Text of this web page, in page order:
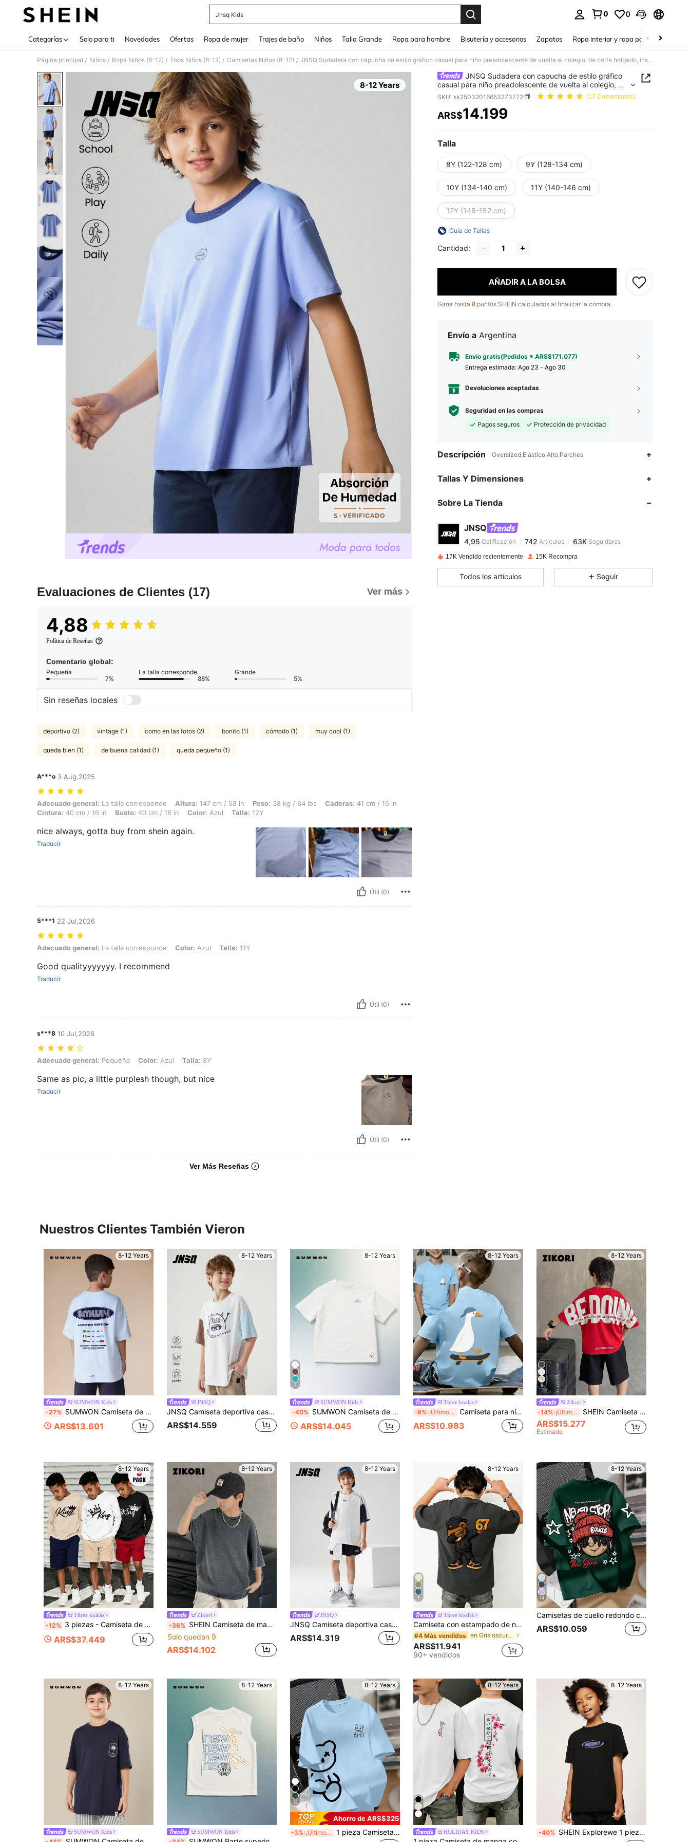
Jnsq Kids
0 0
Categorías Solo para ti Novedades Ofertas Ropa de mujer Trajes de baño Niños Talla Grande Ropa para hombre Bisutería y accesorios Zapatos Ropa interior y ropa para dormir
Página principal / Niños / Ropa Niños (8-12) / Tops Niños (8-12) / Camisetas Niños (8-12) / JNSQ Sudadera con capucha de estilo gráfico casual para niño preadolescente de vuelta al colegio, de corte holgado, inspirada en el streetwear japonés, para el ocio de verano, diseño urbano juvenil
8-12 Years
Evaluaciones de Clientes (17) Ver más
4,88
Política de Reseñas
Comentario global:
Pequeña
7%
La talla corresponde
88%
Grande
5%
Sin reseñas locales
deportivo (2) vintage (1) como en las fotos (2) bonito (1) cómodo (1) muy cool (1)
queda bien (1) de buena calidad (1) queda pequeño (1)
A***o 3 Aug,2025
Adecuado general: La talla corresponde, Altura: 147 cm / 58 in, Peso: 38 kg / 84 lbs, Caderas: 41 cm / 16 in, Cintura: 40 cm / 16 in, Busto: 40 cm / 16 in, Color: Azul, Talla: 12Y
Adecuado general: La talla corresponde Altura: 147 cm / 58 in Peso: 38 kg / 84 lbs Caderas: 41 cm / 16 in
Cintura: 40 cm / 16 in Busto: 40 cm / 16 in Color: Azul Talla: 12Y
nice always, gotta buy from shein again.
Traducir
Útil (0)
5***1 22 Jul,2026
Adecuado general: La talla corresponde, Color: Azul, Talla: 11Y
Adecuado general: La talla corresponde Color: Azul Talla: 11Y
Good qualityyyyyyy. I recommend
Traducir
Útil (0)
s***8 10 Jul,2026
Adecuado general: Pequeña, Color: Azul, Talla: 8Y
Adecuado general: Pequeña Color: Azul Talla: 8Y
Same as pic, a little purplesh though, but nice
Traducir
Útil (0)
Ver Más Reseñas
JNSQ Sudadera con capucha de estilo gráfico
casual para niño preadolescente de vuelta al colegio, de
corte holgado, inspirada en el streetwear japonés, para
el ocio de verano, diseño urbano juvenil
SKU: sk25032016653273772 (17 Comentarios)
PRICE AND AVAILABILITY
ARS$14.199
Talla
8Y (122-128 cm) 9Y (128-134 cm)
10Y (134-140 cm) 11Y (140-146 cm)
12Y (146-152 cm)
Guía de Tallas
Cantidad:
AÑADIR A LA BOLSA
Gana hasta 8 puntos SHEIN calculados al finalizar la compra.
Envío a Argentina
Envío gratis(Pedidos ≥ ARS$171.077)
Entrega estimada: Ago 23 - Ago 30
Devoluciones aceptadas
Seguridad en las compras
Pagos seguros
Protección de privacidad
Descripción Oversized,Elástico Alto,Parches
Tallas Y Dimensiones
Sobre La Tienda
JNSQ
4,95
4,95
Calificación
s***5seguidoHace 21 horas
4,95
742
63K
4,95
17K Vendido recientemente 15K Recompra
Todos los artículos Seguir
Nuestros Clientes También Vieron
8-12 Years
SUMWON Kids
-27% SUMWON Camiseta de cuello redondo de manga corta con estampado gráfico de edición limitada del torneo de fútbol de Design Studios, de talla grande
ARS$13.601
8-12 Years
JNSQ
JNSQ Camiseta deportiva casual y suelta con cuello redondo y estampado gráfico de letras divertidas para niños, ideal para volver al colegio y actividades al aire libre
ARS$14.559
8-12 Years
7
SUMWON Kids
-40% SUMWON Camiseta de manga corta con cuello redondo y texto de marca impreso en el pecho para niños, uso casual de verano y primavera
ARS$14.045
8-12 Years
Three koalas
-8% ¡Últimos 3 días Camiseta para niño preadolescente con estampado de ganso de dibujos animados y monopatín, tela suave y cómoda, adecuada para deportes al aire libre de niños, uso diario, estilo callejero, uso en el campus, top casual versátil y de moda para niños en primavera/verano
ARS$10.983
8-12 Years
6
Zikori
-14% ¡Últimos 3 días SHEIN Camiseta de manga corta con cuello redondo y gráfico de letras grandes, estilo casual japonés & coreano, holgada, streetwear para niño preadolescente, adecuada para ir al trabajo, escuela, salidas casuales diarias, deportes, primavera y verano
ARS$15.277
Estimado
8-12 Years
Three koalas
-12% 3 piezas - Camiseta de manga larga con cuello redondo y estampado divertido casual para niño preadolescente, top de otoño/invierno
ARS$37.449
8-12 Years
Zikori
-36% SHEIN Camiseta de manga corta de cuello redondo holgada y suave de color gris oscuro lavado para niños preadolescentes, top estilo Y2K, SS26, adecuada para primavera, verano, otoño, invierno, salidas casuales, San Valentín, citas, viajes, vacaciones, reuniones familiares, vuelta al colegio, bodas, fiestas, deportes, cumpleaños
Solo quedan 9
ARS$14.102
8-12 Years
JNSQ
JNSQ Camiseta deportiva casual y suelta con cuello redondo y estampado gráfico de letras divertidas en la parte delantera, para niños, de vuelta a la escuela y para actividades al aire libre
ARS$14.319
8-12 Years
5
Three koalas
Camiseta con estampado de número 67 de dibujos animados para niño preadolescente, adecuada para la calle, el campus, eventos, uso diario, top de moda para el verano
#4 Más vendidos en Gris oscuro Tops para niños preadolescentes
ARS$11.941
90+ vendidos
8-12 Years
14
Camisetas de cuello redondo con estampado de niño de dibujos animados para niños preadolescentes, camisetas casuales de verano para niños, suaves, cómodas, elegantes, adecuadas para niños jóvenes
ARS$10.059
8-12 Years
SUMWON Kids
8-12 Years
SUMWON Kids
8-12 Years
12
Ahorro de ARS$325
-3% ¡Últimos 3 días 1 pieza Camiseta de cuello redondo con gráfico para niños, diseño de doble oso genial (ojo X), ajuste oversize, tela suave y acogedora - perfecta para uso diario en primavera/verano,
8-12 Years
HOLIDAY KIDS
8-12 Years
-40% SHEIN Explorewe 1 pieza Camiseta de manga corta con cuello redondo y estampado informal para niño preadolescente, ropa de verano para estudiantes y jóvenes